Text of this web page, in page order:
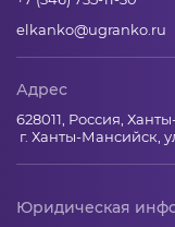
elkanko@ugranko.ru
Адрес
628011, Россия,
г. Ханты-Мансийск,
Юридическая